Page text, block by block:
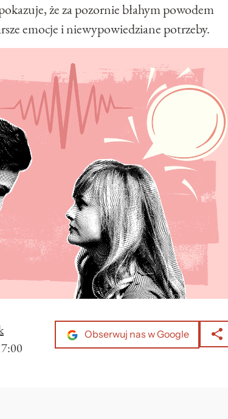
że za pozornie błahym powodem
emocje i niewypowiedziane potrzeby.
Obserwuj nas w Google